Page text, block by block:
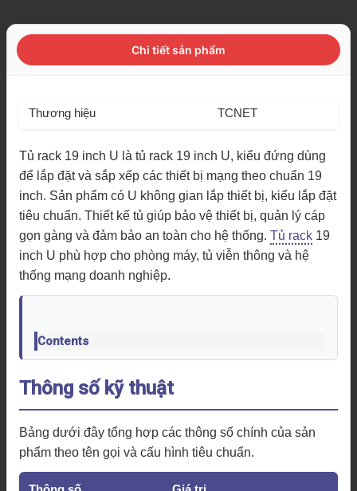
Chi tiết sản phẩm
Thương hiệu TCNET
Tủ rack 19 inch U là tủ rack 19 inch U, kiểu đứng dùng
để lắp đặt và sắp xếp các thiết bị mạng theo chuẩn 19
inch. Sản phẩm có U không gian lắp thiết bị, kiểu lắp đặt
tiêu chuẩn. Thiết kế tủ giúp bảo vệ thiết bị, quản lý cáp
gọn gàng và đảm bảo an toàn cho hệ thống. Tủ rack 19
inch U phù hợp cho phòng máy, tủ viễn thông và hệ
thống mạng doanh nghiệp.
Contents
Thông số kỹ thuật
Bảng dưới đây tổng hợp các thông số chính của sản
phẩm theo tên gọi và cấu hình tiêu chuẩn.